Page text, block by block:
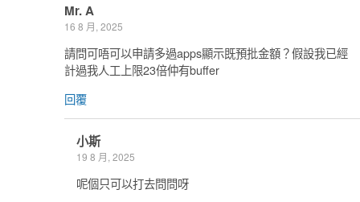
Mr. A
16 8 月, 2025
請問可唔可以申請多過apps顯示既預批金額？假設我已經
計過我人工上限23倍仲有buffer
回覆
小斯
19 8 月, 2025
呢個只可以打去問問呀